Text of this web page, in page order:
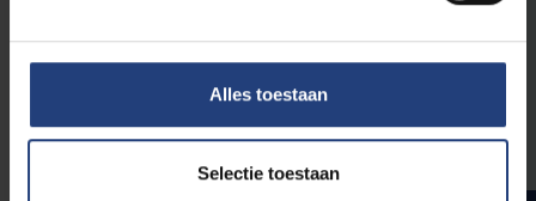
Alles toestaan
Selectie toestaan